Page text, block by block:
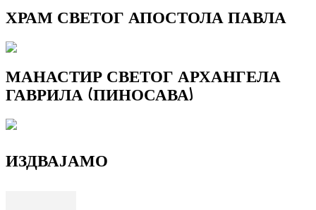
ХРАМ СВЕТОГ АПОСТОЛА ПАВЛА
МАНАСТИР СВЕТОГ АРХАНГЕЛА
ГАВРИЛА (ПИНОСАВА)
ИЗДВАЈАМО